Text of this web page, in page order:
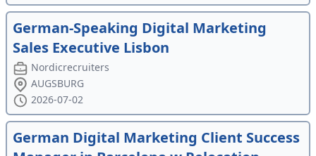
German-Speaking Digital Marketing
Sales Executive Lisbon
Nordicrecruiters
AUGSBURG
2026-07-02
German Digital Marketing Client Success